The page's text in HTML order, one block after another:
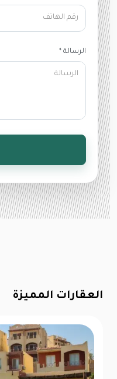
الرسالة *
العقارات المميزة